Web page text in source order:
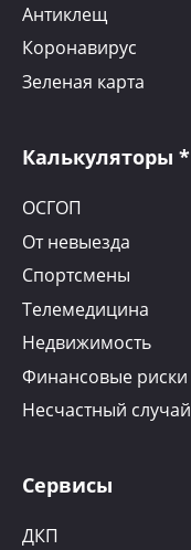
Антиклещ
Коронавирус
Зеленая карта
Калькуляторы *
ОСГОП
От невыезда
Спортсмены
Телемедицина
Недвижимость
Финансовые риски
Несчастный случай
Сервисы
ДКП